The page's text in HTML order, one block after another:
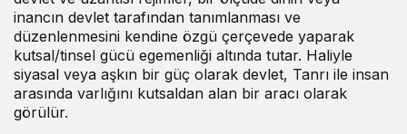
inancın devlet tarafından tanımlanması ve
düzenlenmesini kendine özgü çerçevede yaparak
kutsal/tinsel gücü egemenliği altında tutar. Haliyle
siyasal veya aşkın bir güç olarak devlet, Tanrı ile insan
arasında varlığını kutsaldan alan bir aracı olarak
görülür.